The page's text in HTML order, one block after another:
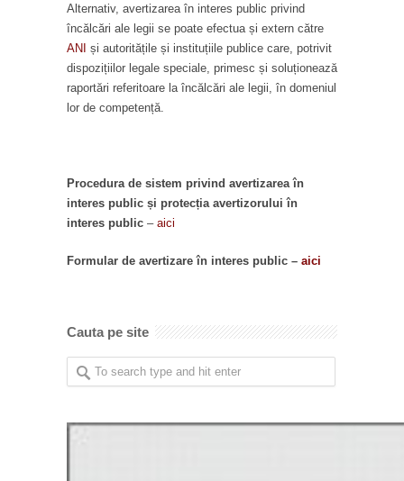
Alternativ, avertizarea în interes public privind
încălcări ale legii se poate efectua și extern către
ANI și autoritățile și instituțiile publice care, potrivit
dispozițiilor legale speciale, primesc și soluționează
raportări referitoare la încălcări ale legii, în domeniul
lor de competență.
Procedura de sistem privind avertizarea în
interes public și protecția avertizorului în
interes public – aici
Formular de avertizare în interes public – aici
Cauta pe site